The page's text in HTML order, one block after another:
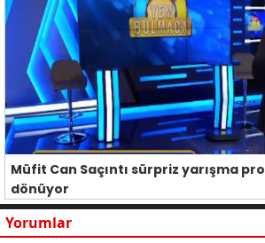
Müfit Can Saçıntı sürpriz yarışma
dönüyor
Yorumlar